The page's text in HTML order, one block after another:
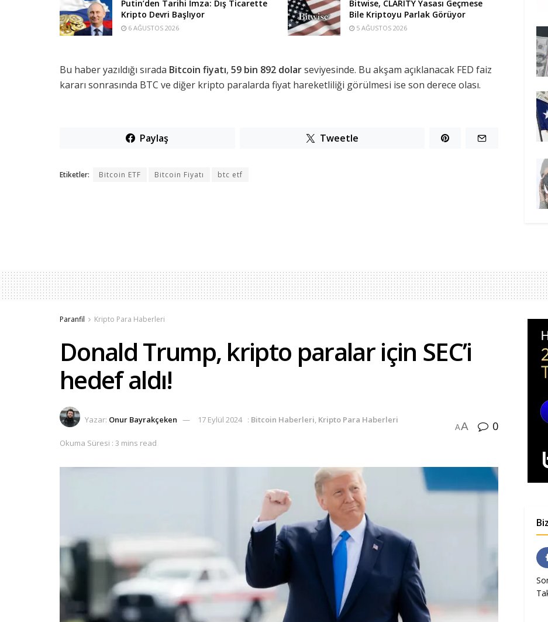
Putin’den Tarihi İmza: Dış Ticarette
Kripto Devri Başlıyor
6 AĞUSTOS 2026
Bitwise, CLARITY Yasası Geçmese
Bile Kriptoyu Parlak Görüyor
5 AĞUSTOS 2026
Bu haber yazıldığı sırada Bitcoin fiyatı, 59 bin 892 dolarseviyesinde. Bu akşam açıklanacak FED faiz
kararı sonrasında BTC ve diğer kripto paralarda fiyat hareketliliği görülmesi ise son derece olası.
Paylaş Tweetle
Etiketler: Bitcoin ETF Bitcoin Fiyatı btc etf
Paranfil Kripto Para Haberleri
Donald Trump, kripto paralar için SEC’i
hedef aldı!
Yazar: Onur Bayrakçeken 17 Eylül 2024 : Bitcoin Haberleri Kripto Para Haberleri
Okuma Süresi : 3 mins read
AA 0